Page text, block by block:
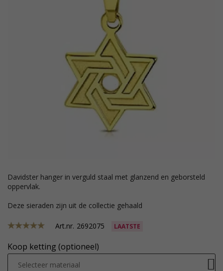
davidster hanger in verguld staal met glanzend en geborsteld
oppervlak.
Deze sieraden zijn uit de collectie gehaald
Art.nr. 2692075 LAATSTE
Koop ketting (optioneel)
Selecteer materiaal